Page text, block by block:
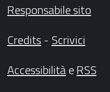
Responsabile sito
Credits- Scrivici
AccessibilitàeRSS